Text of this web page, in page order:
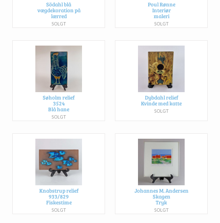
Södahl blå
vægdekoration på
lærred
SOLGT
Poul Rønne
Interiør
maleri
SOLGT
Søholm relief
3524
Blå hane
SOLGT
Dybdahl relief
Kvinde med katte
SOLGT
Knabstrup relief
933/829
Fiskestime
SOLGT
Johannes M. Andersen
Skagen
Tryk
SOLGT